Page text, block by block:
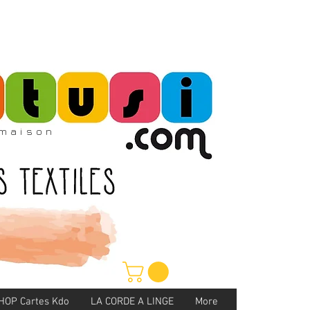
Cartes Kdo LA CORDE A LINGE More